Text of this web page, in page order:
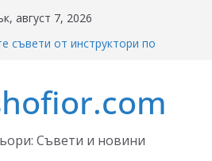
август 7, 2026
съвети от инструктори по
България – в сила от 2026
Франция криминализира
контролни точки – по колко и
Съвети и новини